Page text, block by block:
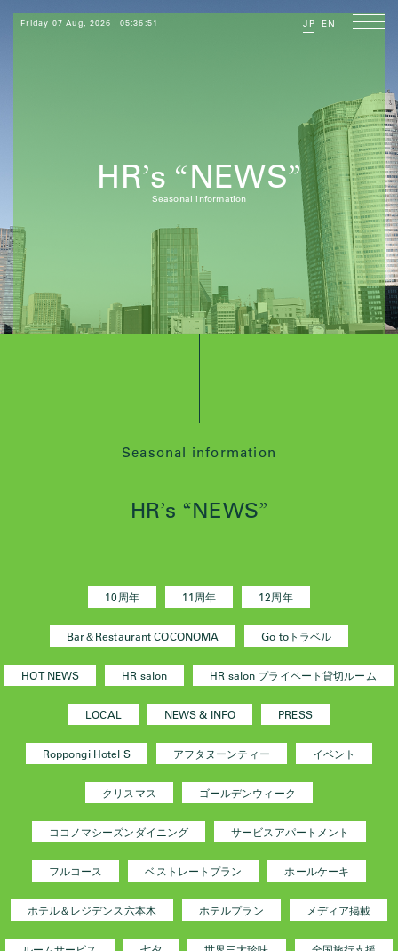
Friday 07 Aug, 2026 05:36:53 JP EN
HR’s “NEWS”
Seasonal information
Seasonal information
HR’s “NEWS”
10周年 11周年 12周年
Bar＆Restaurant COCONOMA Go toトラベル
HOT NEWS HR salon HR salon プライベート貸切ルーム
LOCAL NEWS & INFO PRESS
Roppongi Hotel S アフタヌーンティー イベント
クリスマス ゴールデンウィーク
ココノマシーズンダイニング サービスアパートメント
フルコース ベストレートプラン ホールケーキ
ホテル＆レジデンス六本木 ホテルプラン メディア掲載